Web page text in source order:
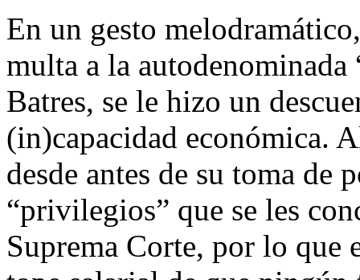
En un gesto
multa a la
Batres, se le hizo un
(in)capacidad económica.
desde antes de su toma de
“privilegios” que se les
Suprema Corte, por lo que